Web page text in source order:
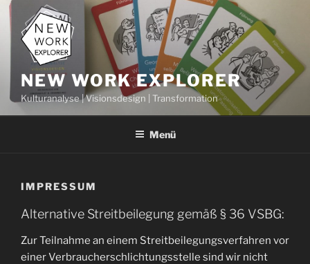
Zum
Inhalt
springen
NEW WORK EXPLORER
Kulturanalyse | Visionsdesign | Transformation
Menü
IMPRESSUM
Alternative Streitbeilegung gemäß § 36 VSBG:
Zur Teilnahme an einem Streitbeilegungsverfahren vor
einer Verbraucherschlichtungsstelle sind wir nicht